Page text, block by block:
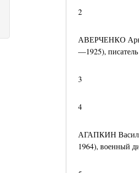
2
АВЕРЧЕНКО
—1925), писатель
3
4
АГАПКИН
1964), военный